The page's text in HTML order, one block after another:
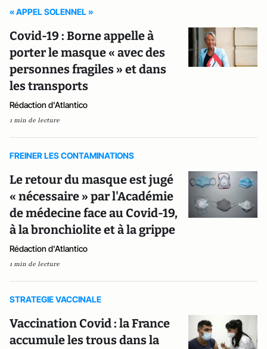
« APPEL SOLENNEL »
Covid-19 : Borne appelle à
porter le masque « avec des
personnes fragiles » et dans
les transports
Rédaction d'Atlantico
1 min de lecture
FREINER LES CONTAMINATIONS
Le retour du masque est jugé
« nécessaire » par l'Académie
de médecine face au Covid-19,
à la bronchiolite et à la grippe
Rédaction d'Atlantico
1 min de lecture
STRATEGIE VACCINALE
Vaccination Covid : la France
accumule les trous dans la